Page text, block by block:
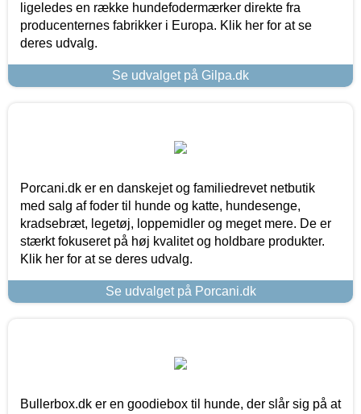
ligeledes en række hundefodermærker direkte fra
producenternes fabrikker i Europa. Klik her for at se
deres udvalg.
Se udvalget på Gilpa.dk
Porcani.dk er en danskejet og familiedrevet netbutik
med salg af foder til hunde og katte, hundesenge,
kradsebræt, legetøj, loppemidler og meget mere. De er
stærkt fokuseret på høj kvalitet og holdbare produkter.
Klik her for at se deres udvalg.
Se udvalget på Porcani.dk
Bullerbox.dk er en goodiebox til hunde, der slår sig på at